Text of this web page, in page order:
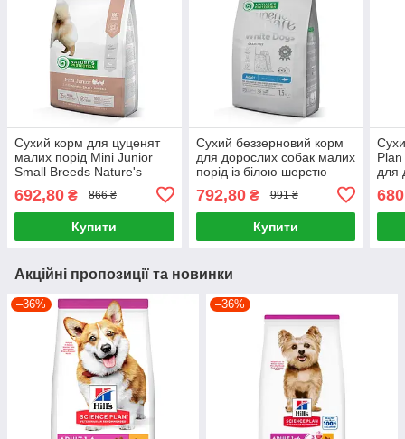
Сухий корм для цуценят
малих порід Mini Junior
Small Breeds Nature's
птахів)
692,80 ₴ 866 ₴
Купити
Сухий беззерновий корм
для дорослих собак малих
порід із білою шерстю
Superior Care White Dogs
1.5 кг
792,80₴ 991 ₴
Купити
для
кг. з
Акційні пропозиції та новинки
–36% –36%